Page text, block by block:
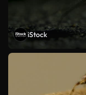
iStock